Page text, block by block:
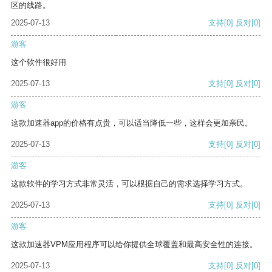
区的线路。
2025-07-13
支持[0] 反对[0]
游客
这个软件很好用
2025-07-13 支持[0] 反对[0]
游客
这款加速器app的价格有点贵，可以适当降低一些，这样会更加亲民。
2025-07-13 支持[0] 反对[0]
游客
这款软件的学习方式非常灵活，可以根据自己的需求选择学习方式。
2025-07-13 支持[0] 反对[0]
游客
这款加速器VPM应用程序可以给你提供全球覆盖和最高安全性的连接。
2025-07-13 支持[0] 反对[0]